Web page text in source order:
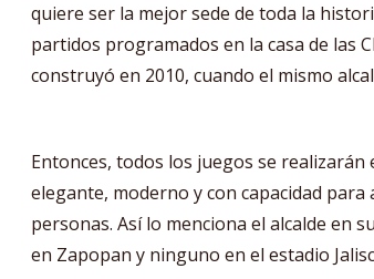
quiere ser la mejor sede de toda la
partidos programados en la casa de las
construyó en 2010, cuando el mismo
Entonces, todos los juegos se
elegante, moderno y con capacidad para
personas. Así lo menciona el alcalde en
en Zapopan y ninguno en el estadio